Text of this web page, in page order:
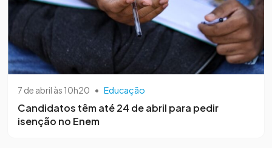
7 de abril às 10h20 • Educação
Candidatos têm até 24 de abril para pedir
isenção no Enem